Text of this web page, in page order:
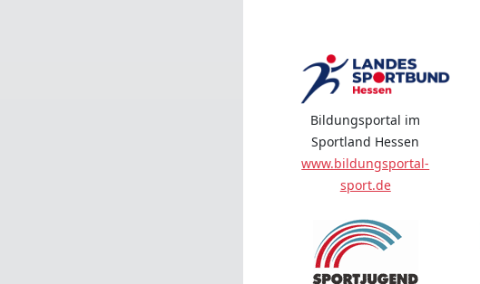
Bildungsportal im
Sportland Hessen
www.bildungsportal-
sport.de